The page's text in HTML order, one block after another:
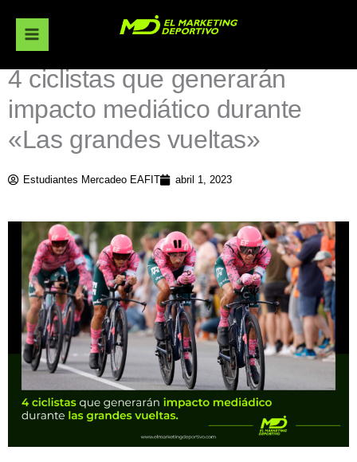
contenido
4 ciclistas que generarán
impacto mediático durante
«Las grandes vueltas»
Estudiantes Mercadeo EAFIT abril 1, 2023